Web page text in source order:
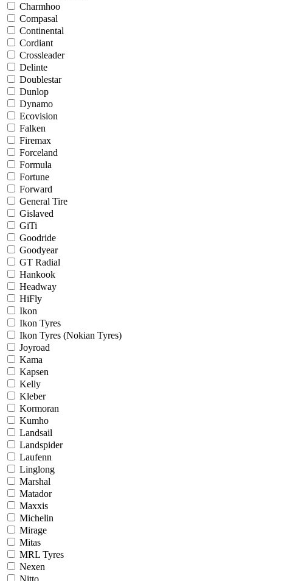
Charmhoo
Compasal
Continental
Cordiant
Crossleader
Delinte
Doublestar
Dunlop
Dynamo
Ecovision
Falken
Firemax
Forceland
Formula
Fortune
Forward
General Tire
Gislaved
GiTi
Goodride
Goodyear
GT Radial
Hankook
Headway
HiFly
Ikon
Ikon Tyres
Ikon Tyres (Nokian Tyres)
Joyroad
Kama
Kapsen
Kelly
Kleber
Kormoran
Kumho
Landsail
Landspider
Laufenn
Linglong
Marshal
Matador
Maxxis
Michelin
Mirage
Mitas
MRL Tyres
Nexen
Nitto